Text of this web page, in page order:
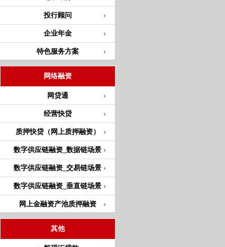
投行顾问
企业年金
特色服务方案
网络融资
网贷通
经营快贷
质押快贷（网上质押融资）
数字供应链融资_数据链场景
数字供应链融资_交易链场景
数字供应链融资_垂直链场景
网上金融资产池质押融资
其他